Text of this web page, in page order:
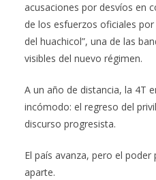
acusaciones por desvíos en
de los esfuerzos oficiales
del huachicol”, una de las
visibles del nuevo régimen.
A un año de distancia, la 4T
incómodo: el regreso del
discurso progresista.
El país avanza, pero el
aparte.